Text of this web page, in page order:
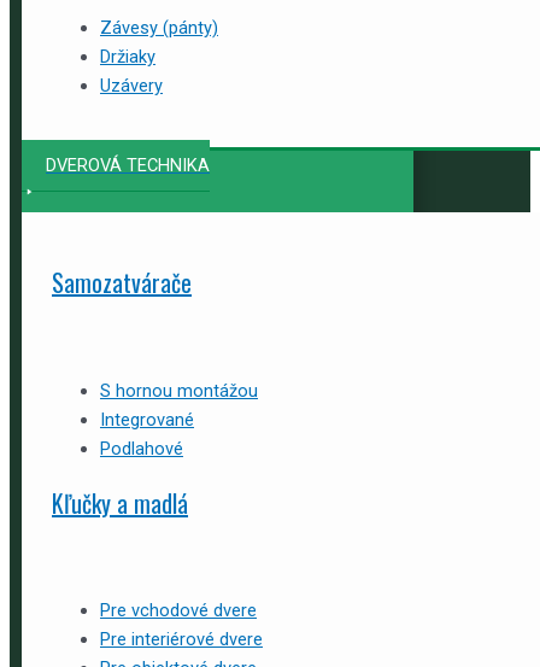
Závesy (pánty)
Držiaky
Uzávery
DVEROVÁ TECHNIKA
Samozatvárače
S hornou montážou
Integrované
Podlahové
Kľučky a madlá
Pre vchodové dvere
Pre interiérové dvere